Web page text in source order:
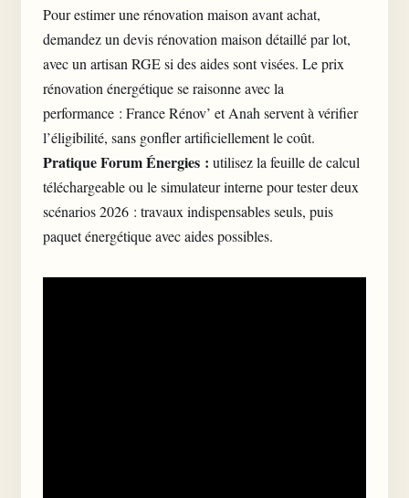
Pour estimer une rénovation maison avant achat,
demandez un devis rénovation maison détaillé par lot,
avec un artisan RGE si des aides sont visées. Le prix
rénovation énergétique se raisonne avec la
performance : France Rénov’ et Anah servent à vérifier
l’éligibilité, sans gonfler artificiellement le coût.
Pratique Forum Énergies : utilisez la feuille de calcul
téléchargeable ou le simulateur interne pour tester deux
scénarios 2026 : travaux indispensables seuls, puis
paquet énergétique avec aides possibles.